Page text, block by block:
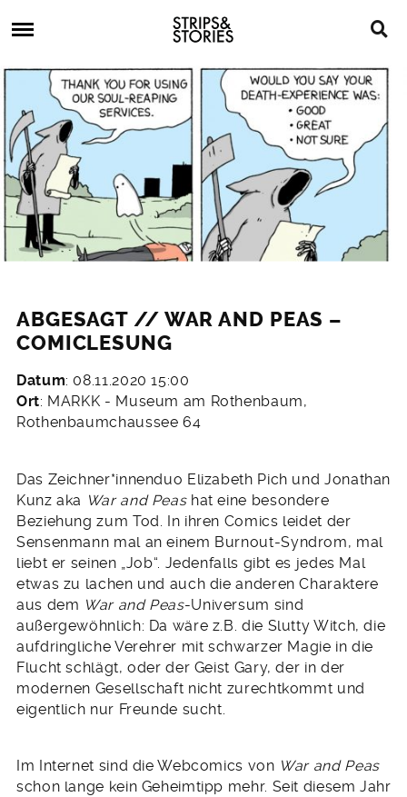
to
Strips
&
Stories
Strips
&
Stories
Graphic
Novels,
Comics,
Bücher
ABGESAGT // WAR AND PEAS –
COMICLESUNG
2.
Oktober
2020
Datum: 08.11.2020 15:00
Ort: MARKK - Museum am Rothenbaum,
Rothenbaumchaussee 64
Das Zeichner*innenduo Elizabeth Pich und Jonathan
Kunz aka War and Peashat eine besondere
Beziehung zum Tod. In ihren Comics leidet der
Sensenmann mal an einem Burnout-Syndrom, mal
liebt er seinen „Job“. Jedenfalls gibt es jedes Mal
etwas zu lachen und auch die anderen Charaktere
aus dem War and Peas-Universum sind
außergewöhnlich: Da wäre z.B. die Slutty Witch, die
aufdringliche Verehrer mit schwarzer Magie in die
Flucht schlägt, oder der Geist Gary, der in der
modernen Gesellschaft nicht zurechtkommt und
eigentlich nur Freunde sucht.
Im Internet sind die Webcomics von War and Peas
schon lange kein Geheimtipp mehr. Seit diesem Jahr